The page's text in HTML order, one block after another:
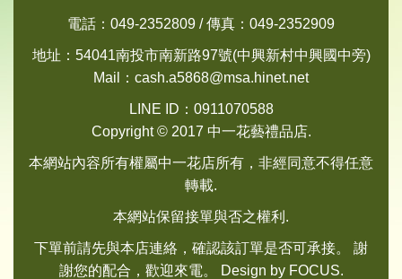
電話：049-2352809 / 傳真：049-2352909
地址：54041南投市南新路97號(中興新村中興國中旁)
Mail： cash.a5868@msa.hinet.net
LINE ID：0911070588
Copyright © 2017 中一花藝禮品店.
本網站內容所有權屬中一花店所有，非經同意不得任意
轉載.
本網站保留接單與否之權利.
下單前請先與本店連絡，確認該訂單是否可承接。 謝
謝您的配合，歡迎來電。 Design by FOCUS.